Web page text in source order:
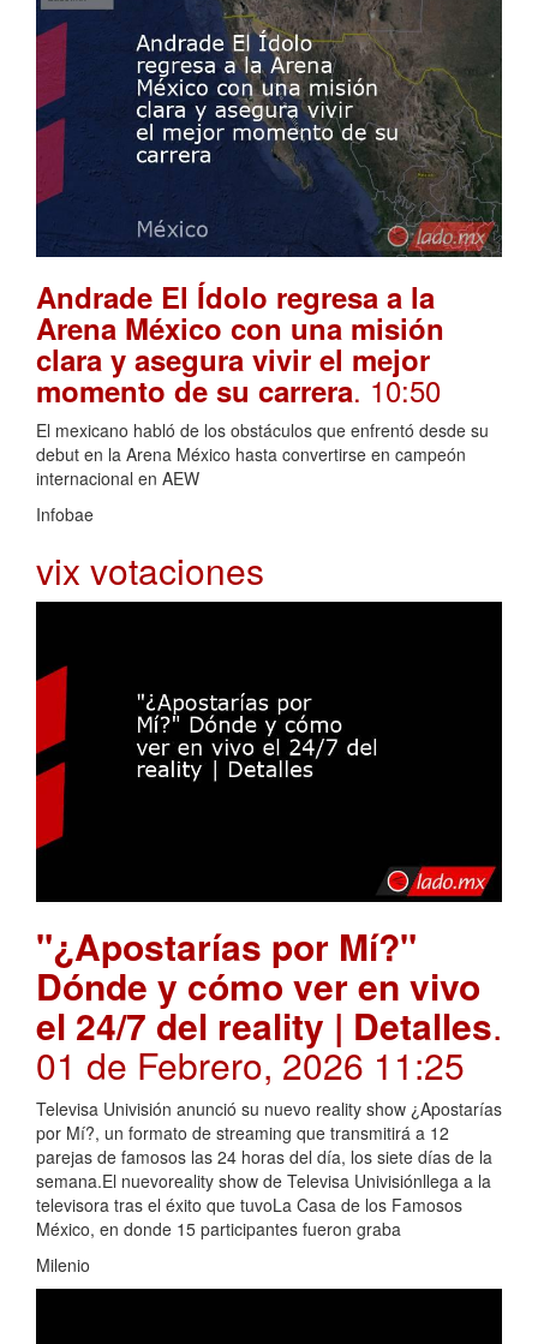
Andrade El Ídolo regresa a la
Arena México con una misión
clara y asegura vivir el mejor
momento de su carrera. 10:50
El mexicano habló de los obstáculos que enfrentó desde su
debut en la Arena México hasta convertirse en campeón
internacional en AEW
Infobae
vix votaciones
"¿Apostarías por Mí?"
Dónde y cómo ver en vivo
el 24/7 del reality | Detalles.
01 de Febrero, 2026 11:25
Televisa Univisión anunció su nuevo reality show ¿Apostarías
por Mí?, un formato de streaming que transmitirá a 12
parejas de famosos las 24 horas del día, los siete días de la
semana.El nuevoreality show de Televisa Univisiónllega a la
televisora tras el éxito que tuvoLa Casa de los Famosos
México, en donde 15 participantes fueron graba
Milenio